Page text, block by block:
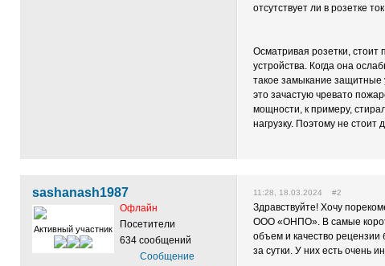
отсутствует ли в розетке
Осматривая розетки, стоит
устройства. Когда она
такое замыкание защитные
это зачастую чревато
мощности, к примеру,
нагрузку. Поэтому не стоит
sashanash1987
Активный участник
Офлайн
Посетители
634 сообщений
Сообщение
11:28, 18.03.2024 #2
Здравствуйте! Хочу
ООО «ОНПО». В самые
объем и качество
за сутки. У них есть очень